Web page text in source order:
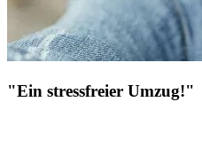
"Ein stressfreier Umzug!"